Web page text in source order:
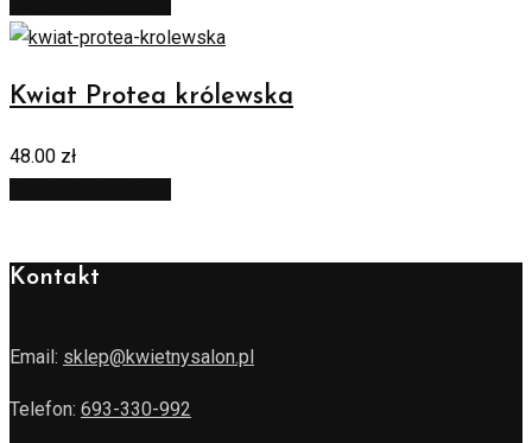
Kwiat Protea królewska
48.00 zł
Kontakt
Email: sklep@kwietnysalon.pl
Telefon: 693-330-992